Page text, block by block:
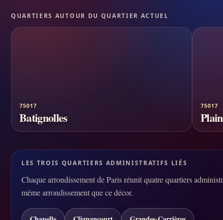
QUARTIERS AUTOUR DU QUARTIER ACTUEL
75017
Batignolles
75017
LES TROIS QUARTIERS ADMINISTRATIFS LIÉS
Chaque arrondissement de Paris réunit quatre quartiers
même arrondissement que ce décor.